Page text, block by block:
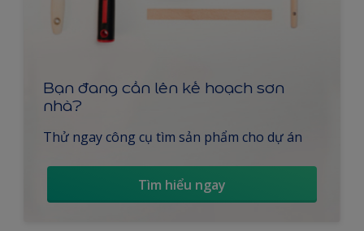
Bạn đang cần lên kế hoạch sơn
nhà?
Thử ngay công cụ tìm sản phẩm cho dự án
Tìm hiểu ngay